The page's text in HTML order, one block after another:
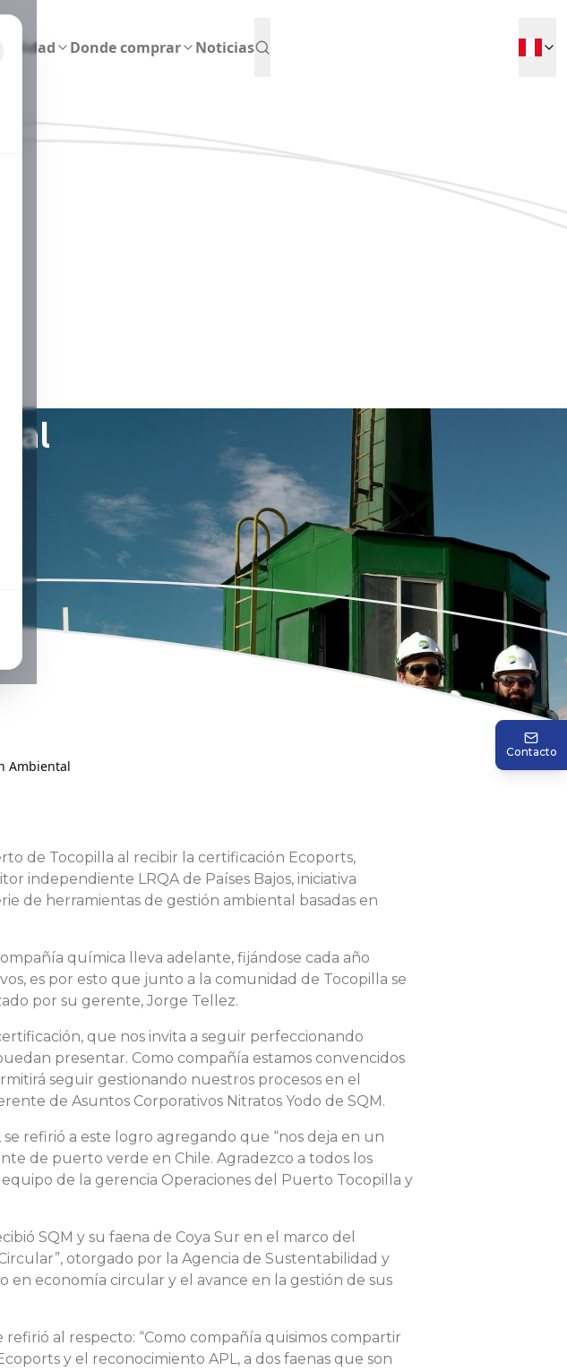
Donde comprar Noticias
internacional de gestión
Ambiental
de Tocopilla al recibir la certificación Ecoports,
independiente LRQA de Países Bajos, iniciativa
de herramientas de gestión ambiental basadas en
química lleva adelante, fijándose cada año
es por esto que junto a la comunidad de Tocopilla se
por su gerente, Jorge Tellez.
que nos invita a seguir perfeccionando
presentar. Como compañía estamos convencidos
seguir gestionando nuestros procesos en el
de Asuntos Corporativos Nitratos Yodo de SQM.
refirió a este logro agregando que “nos deja en un
de puerto verde en Chile. Agradezco a todos los
de la gerencia Operaciones del Puerto Tocopilla y
SQM y su faena de Coya Sur en el marco del
otorgado por la Agencia de Sustentabilidad y
en economía circular y el avance en la gestión de sus
al respecto: “Como compañía quisimos compartir
y el reconocimiento APL, a dos faenas que son
Contacto